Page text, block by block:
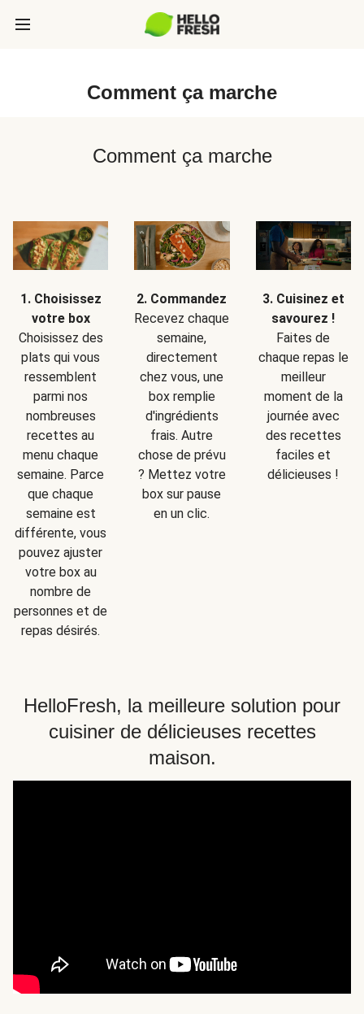
Comment ça marche
Comment ça marche
1. Choisissez
votre box
Choisissez des
plats qui vous
ressemblent
parmi nos
nombreuses
recettes au
menu chaque
semaine. Parce
que chaque
semaine est
différente, vous
pouvez ajuster
votre box au
nombre de
personnes et de
repas désirés.
2. Commandez
Recevez chaque
semaine,
directement
chez vous, une
box remplie
d'ingrédients
frais. Autre
chose de prévu
? Mettez votre
box sur pause
en un clic.
3. Cuisinez et
savourez !
Faites de
chaque repas le
meilleur
moment de la
journée avec
des recettes
faciles et
délicieuses !
HelloFresh, la meilleure solution pour
cuisiner de délicieuses recettes
maison.